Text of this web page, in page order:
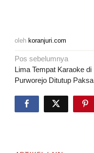
oleh koranjuri.com
Navigasi
pos
Pos sebelumnya
Lima Tempat Karaoke di
Purworejo Ditutup Paksa